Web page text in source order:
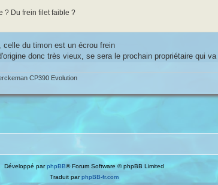
? Du frein filet faible ?
du timon est un écrou frein
donc très vieux, se sera le prochain propriétaire qui
CP390 Evolution
Développé parphpBB® Forum Software © phpBB Limited
Traduit parphpBB-fr.com